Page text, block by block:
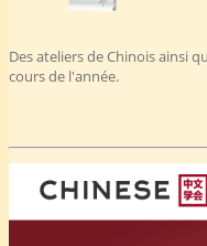
Des ateliers de Chinois ainsi
cours de l'année.